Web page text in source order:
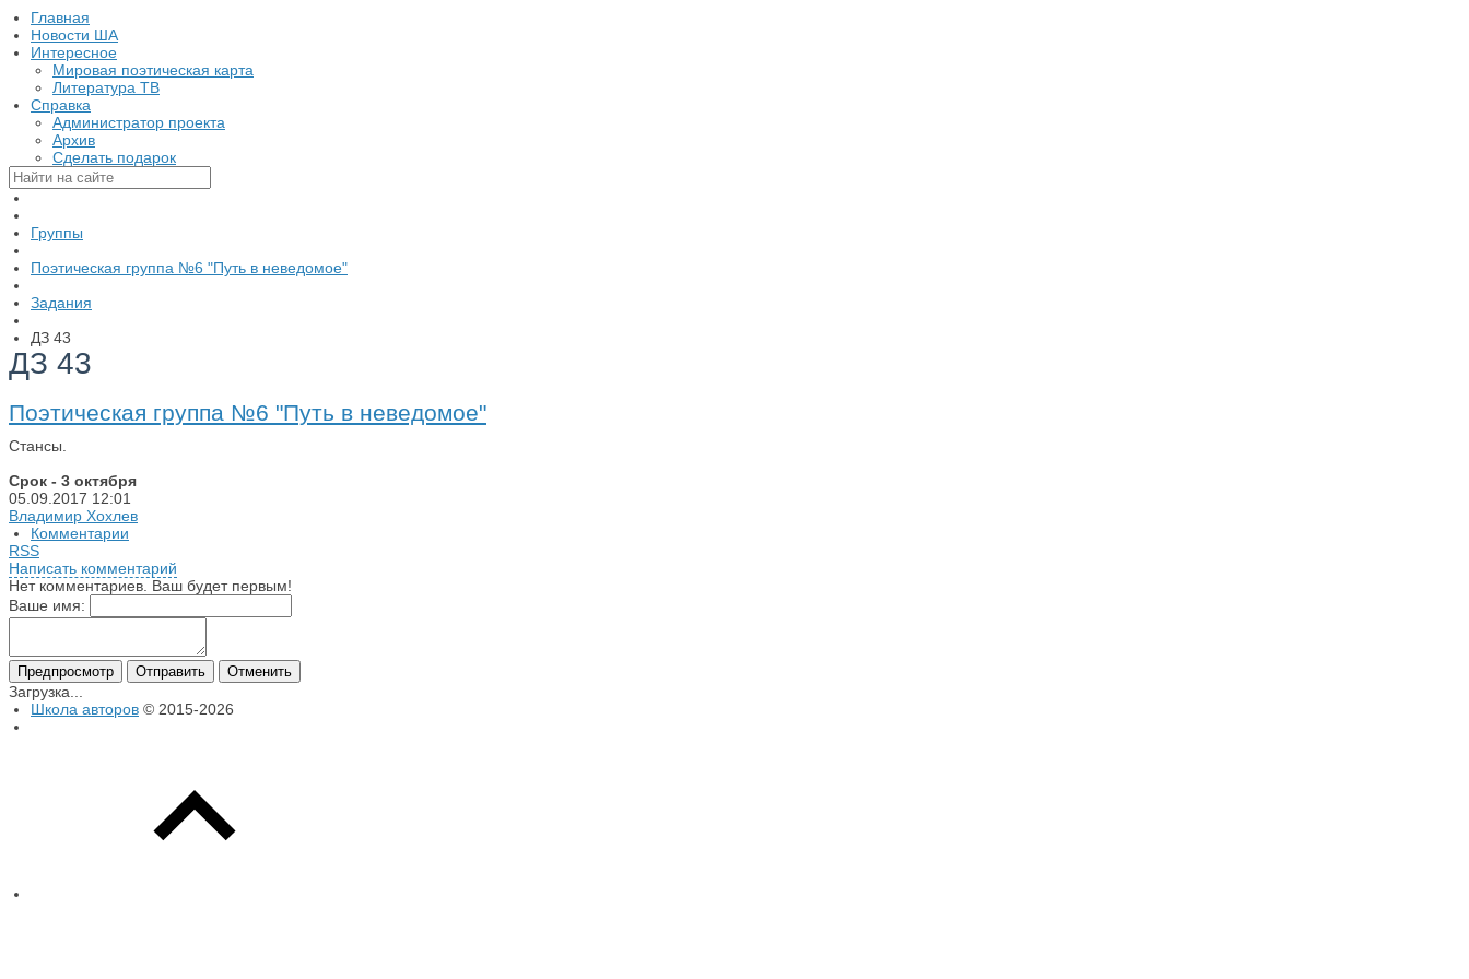
Главная
Новости ША
Интересное
Мировая поэтическая карта
Литература ТВ
Справка
Администратор проекта
Архив
Сделать подарок
Группы
Поэтическая группа №6 "Путь в неведомое"
Задания
ДЗ 43
ДЗ 43
Поэтическая группа №6 "Путь в неведомое"
Стансы.
Срок - 3 октября
05.09.2017 12:01
Владимир Хохлев
Комментарии
RSS
Написать комментарий
Нет комментариев. Ваш будет первым!
Ваше имя:
Загрузка...
Школа авторов © 2015-2026